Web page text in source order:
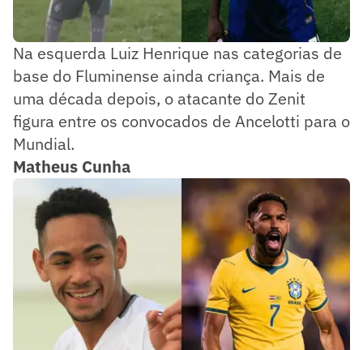
Na esquerda Luiz Henrique nas categorias de
base do Fluminense ainda criança. Mais de
uma década depois, o atacante do Zenit
figura entre os convocados de Ancelotti para o
Mundial.
Matheus Cunha